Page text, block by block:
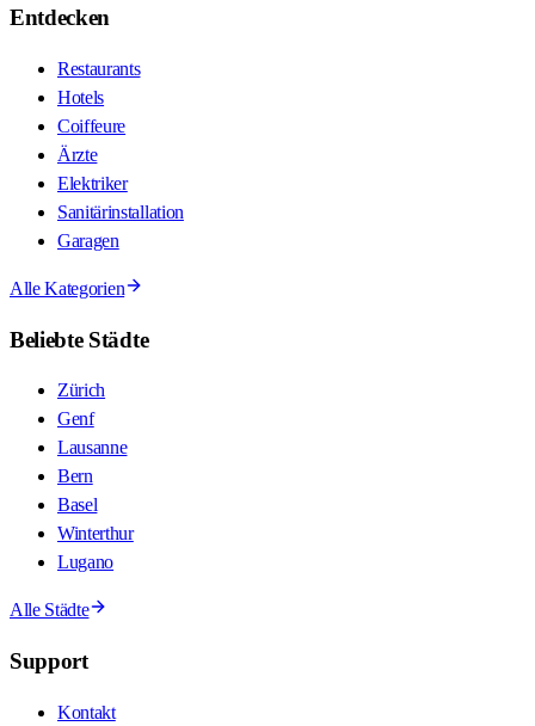
Entdecken
Restaurants
Hotels
Coiffeure
Ärzte
Elektriker
Sanitärinstallation
Garagen
Alle Kategorien
Beliebte Städte
Zürich
Genf
Lausanne
Bern
Basel
Winterthur
Lugano
Alle Städte
Support
Kontakt